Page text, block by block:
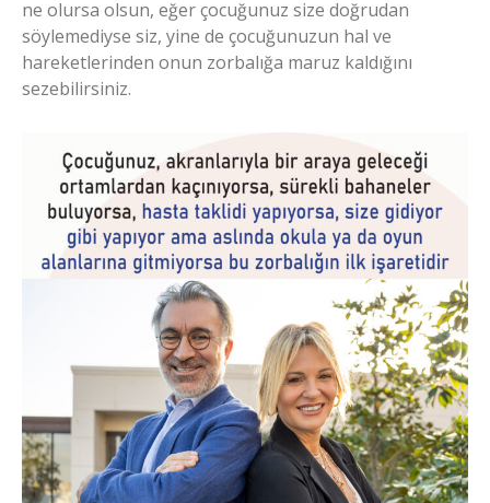
ne olursa olsun, eğer çocuğunuz size doğrudan
söylemediyse siz, yine de çocuğunuzun hal ve
hareketlerinden onun zorbalığa maruz kaldığını
sezebilirsiniz.